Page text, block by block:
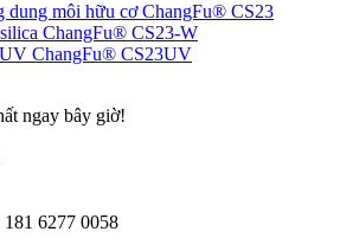
dung môi hữu cơ ChangFu® CS23
ChangFu® CS23-W
ChangFu® CS23UV
ngay bây giờ!
6277 0058